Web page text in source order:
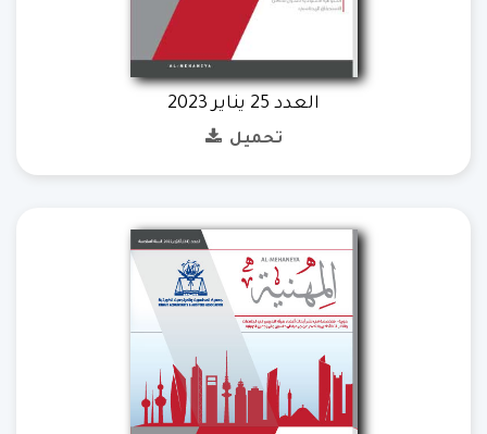
العدد 25 يناير 2023
تحميل